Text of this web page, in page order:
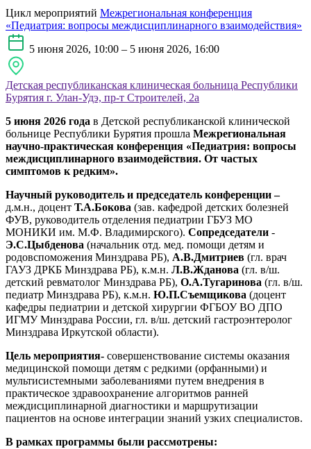
Цикл мероприятий Межрегиональная конференция
«Педиатрия: вопросы междисциплинарного взаимодействия»
5 июня 2026, 10:00 – 5 июня 2026, 16:00
Детская республиканская клиническая больница Республики
Бурятия г. Улан-Удэ, пр-т Строителей, 2а
5 июня 2026 года в Детской республиканской клинической
больнице Республики Бурятия прошла Межрегиональная
научно-практическая конференция «Педиатрия: вопросы
междисциплинарного взаимодействия. От частых
симптомов к редким».
Научный руководитель и председатель конференции –
д.м.н., доцент Т.А.Бокова (зав. кафедрой детских болезней
ФУВ, руководитель отделения педиатрии ГБУЗ МО
МОНИКИ им. М.Ф. Владимирского). Сопредседатели -
Э.С.Цыбденова (начальник отд. мед. помощи детям и
родовспоможения Минздрава РБ), А.В.Дмитриев (гл. врач
ГАУЗ ДРКБ Минздрава РБ), к.м.н. Л.В.Жданова (гл. в/ш.
детский ревматолог Минздрава РБ), О.А.Тугаринова (гл. в/ш.
педиатр Минздрава РБ), к.м.н. Ю.П.Съемщикова (доцент
кафедры педиатрии и детской хирургии ФГБОУ ВО ДПО
ИГМУ Минздрава России, гл. в/ш. детский гастроэнтеролог
Минздрава Иркутской области).
Цель мероприятия- совершенствование системы оказания
медицинской помощи детям с редкими (орфанными) и
мультисистемными заболеваниями путем внедрения в
практическое здравоохранение алгоритмов ранней
междисциплинарной диагностики и маршрутизации
пациентов на основе интеграции знаний узких специалистов.
В рамках программы были рассмотрены: